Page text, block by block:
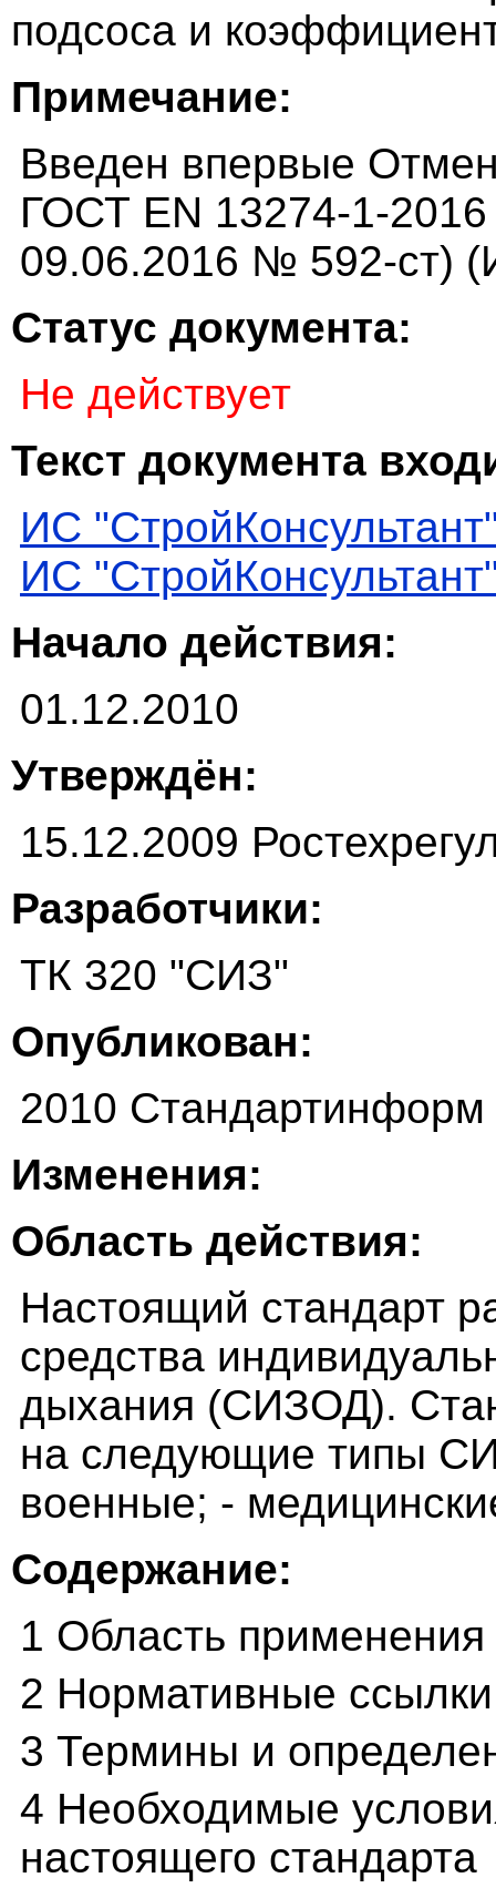
подсоса и
Примечание:
Введен впервые
ГОСТ EN 13274-1-2016
09.06.2016 № 592-ст)
Статус документа:
Не действует
Текст документа
ИС
ИС
Начало действия:
01.12.2010
Утверждён:
15.12.2009
Разработчики:
ТК 320 "СИЗ"
Опубликован:
2010 Стандартинформ
Изменения:
Область действия:
Настоящий стандарт
средства
дыхания (СИЗОД).
на следующие типы
военные; -
Содержание:
1 Область применения
2 Нормативные ссылки
3 Термины и
4 Необходимые
настоящего стандарта